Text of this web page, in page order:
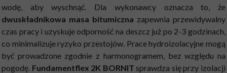
wodę, aby wyschnąć. Dla wykonawcy oznacza to, że
dwuskładnikowa masa bitumiczna zapewnia przewidywalny
czas pracy i uzyskuje odporność na deszcz już po 2-3 godzinach,
co minimalizuje ryzyko przestojów. Prace hydroizolacyjne mogą
być prowadzone zgodnie z harmonogramem, bez względu na
pogodę. Fundamentflex 2K BORNIT sprawdza się przy izolacji